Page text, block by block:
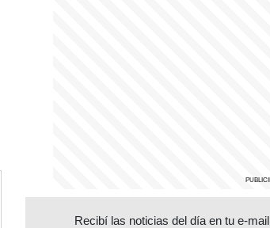
Recibí las noticias del día en tu e-mail